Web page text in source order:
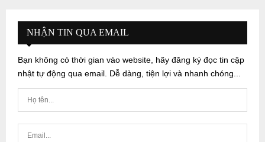
NHẬN TIN QUA EMAIL
Bạn không có thời gian vào website, hãy đăng ký đọc tin cập
nhật tự động qua email. Dễ dàng, tiện lợi và nhanh chóng...